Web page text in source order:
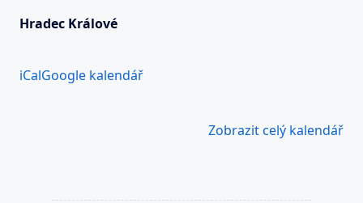
Hradec Králové
iCalGoogle kalendář
Zobrazit celý kalendář